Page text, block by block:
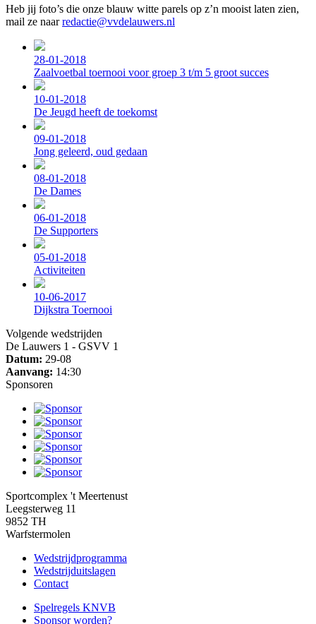
Heb jij foto’s die onze blauw witte parels op z’n mooist laten zien,
mail ze naarredactie@vvdelauwers.nl
28-01-2018
Zaalvoetbal toernooi voor groep 3 t/m 5 groot succes
10-01-2018
De Jeugd heeft de toekomst
09-01-2018
Jong geleerd, oud gedaan
08-01-2018
De Dames
06-01-2018
De Supporters
05-01-2018
Activiteiten
10-06-2017
Dijkstra Toernooi
Volgende wedstrijden
De Lauwers 1 - GSVV 1
Datum: 29-08
Aanvang: 14:30
Sponsoren
Sportcomplex 't Meertenust
Leegsterweg 11
9852 TH
Warfstermolen
Wedstrijdprogramma
Wedstrijduitslagen
Contact
Spelregels KNVB
Sponsor worden?